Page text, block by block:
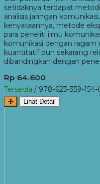
setidaknya terdapat
analisis jaringan
kenyataannya, metode
para peneliti ilmu
komunikasi dengan
kuantitatif pun sekarang
dibandingkan dengan
Rp 64.600 Rp 76.000
Tersedia / 978-623-359-154-
✚ Lihat Detail